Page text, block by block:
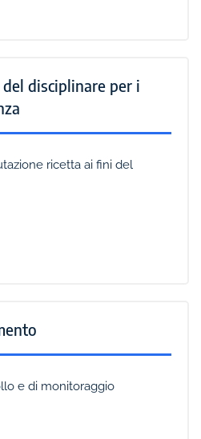
disciplinare per i
ricetta ai fini del
e di monitoraggio